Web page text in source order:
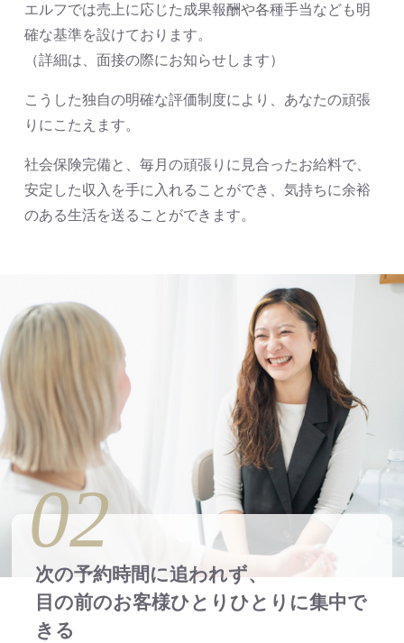
エルフでは売上に応じた成果報酬や各種手当なども明
確な基準を設けております。
（詳細は、面接の際にお知らせします）
こうした独自の明確な評価制度により、あなたの頑張
りにこたえます。
社会保険完備と、毎月の頑張りに見合ったお給料で、
安定した収入を手に入れることができ、気持ちに余裕
のある生活を送ることができます。
02
次の予約時間に追われず、
目の前のお客様ひとりひとりに集中で
きる